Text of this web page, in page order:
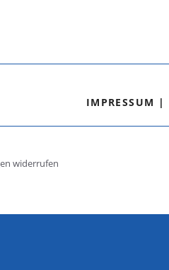
IMPRESSUM |
widerrufen